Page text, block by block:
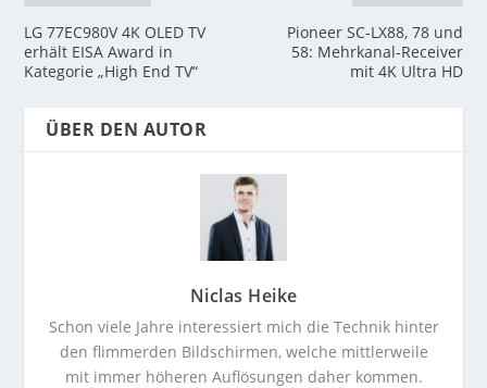
LG 77EC980V 4K OLED TV
erhält EISA Award in
Kategorie „High End TV“
Pioneer SC-LX88, 78 und
58: Mehrkanal-Receiver
mit 4K Ultra HD
ÜBER DEN AUTOR
Niclas Heike
Schon viele Jahre interessiert mich die Technik hinter
den flimmerden Bildschirmen, welche mittlerweile
mit immer höheren Auflösungen daher kommen.